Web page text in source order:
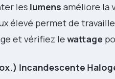
les lumens améliore la
élevé permet de
et vérifiez le wattage
Incandescente